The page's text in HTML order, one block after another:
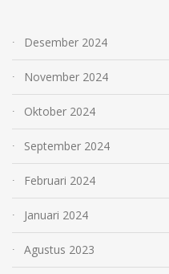
Desember 2024
November 2024
Oktober 2024
September 2024
Februari 2024
Januari 2024
Agustus 2023